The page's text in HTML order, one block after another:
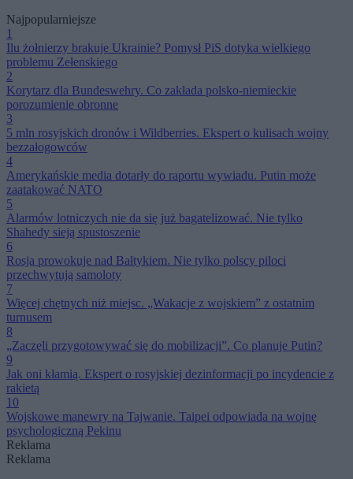
Najpopularniejsze
1
Ilu żołnierzy brakuje Ukrainie? Pomysł PiS dotyka wielkiego
problemu Zełenskiego
2
Korytarz dla Bundeswehry. Co zakłada polsko-niemieckie
porozumienie obronne
3
5 mln rosyjskich dronów i Wildberries. Ekspert o kulisach wojny
bezzałogowców
4
Amerykańskie media dotarły do raportu wywiadu. Putin może
zaatakować NATO
5
Alarmów lotniczych nie da się już bagatelizować. Nie tylko
Shahedy sieją spustoszenie
6
Rosja prowokuje nad Bałtykiem. Nie tylko polscy piloci
przechwytują samoloty
7
Więcej chętnych niż miejsc. „Wakacje z wojskiem” z ostatnim
turnusem
8
„Zaczęli przygotowywać się do mobilizacji”. Co planuje Putin?
9
Jak oni kłamią. Ekspert o rosyjskiej dezinformacji po incydencie z
rakietą
10
Wojskowe manewry na Tajwanie. Taipei odpowiada na wojnę
psychologiczną Pekinu
Reklama
Reklama